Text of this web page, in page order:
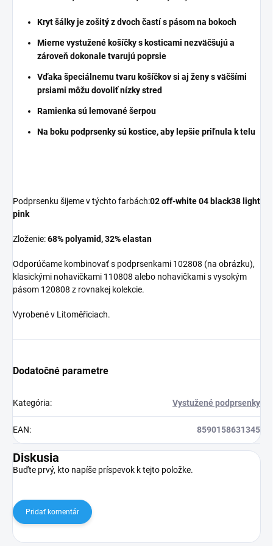
Kryt šálky je zošitý z dvoch častí s pásom na bokoch
Mierne vystužené košíčky s kosticami nezväčšujú a
zároveň dokonale tvarujú poprsie
Vďaka špeciálnemu tvaru košíčkov si aj ženy s väčšími
prsiami môžu dovoliť nízky stred
Ramienka sú lemované šerpou
Na boku podprsenky sú kostice, aby lepšie priľnula k telu
Podprsenku šijeme v týchto farbách:02 off-white 04 black38 light
pink
Zloženie:68% polyamid, 32% elastan
Odporúčame kombinovať s podprsenkami 102808 (na obrázku),
klasickými nohavičkami 110808 alebo nohavičkami s vysokým
pásom 120808 z rovnakej kolekcie.
Vyrobené v Litoměřiciach.
Dodatočné parametre
Kategória: Vystužené podprsenky
EAN: 8590158631345
Diskusia
Buďte prvý, kto napíše príspevok k tejto položke.
Pridať komentár